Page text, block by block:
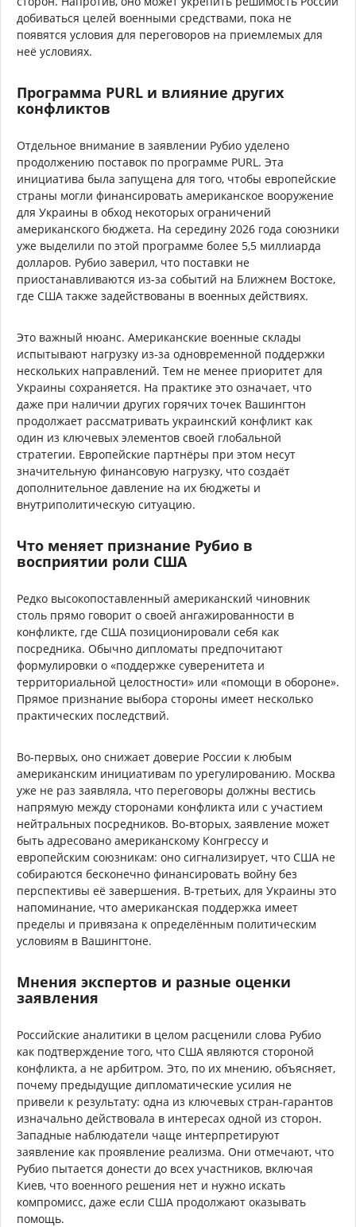
добиваться целей военными средствами, пока не
появятся условия для переговоров на приемлемых для
неё условиях.
Программа PURL и влияние других
конфликтов
Отдельное внимание в заявлении Рубио уделено
продолжению поставок по программе PURL. Эта
инициатива была запущена для того, чтобы европейские
страны могли финансировать американское вооружение
для Украины в обход некоторых ограничений
американского бюджета. На середину 2026 года союзники
уже выделили по этой программе более 5,5 миллиарда
долларов. Рубио заверил, что поставки не
приостанавливаются из-за событий на Ближнем Востоке,
где США также задействованы в военных действиях.
Это важный нюанс. Американские военные склады
испытывают нагрузку из-за одновременной поддержки
нескольких направлений. Тем не менее приоритет для
Украины сохраняется. На практике это означает, что
даже при наличии других горячих точек Вашингтон
продолжает рассматривать украинский конфликт как
один из ключевых элементов своей глобальной
стратегии. Европейские партнёры при этом несут
значительную финансовую нагрузку, что создаёт
дополнительное давление на их бюджеты и
внутриполитическую ситуацию.
Что меняет признание Рубио в
восприятии роли США
Редко высокопоставленный американский чиновник
столь прямо говорит о своей ангажированности в
конфликте, где США позиционировали себя как
посредника. Обычно дипломаты предпочитают
формулировки о «поддержке суверенитета и
территориальной целостности» или «помощи в обороне».
Прямое признание выбора стороны имеет несколько
практических последствий.
Во-первых, оно снижает доверие России к любым
американским инициативам по урегулированию. Москва
уже не раз заявляла, что переговоры должны вестись
напрямую между сторонами конфликта или с участием
нейтральных посредников. Во-вторых, заявление может
быть адресовано американскому Конгрессу и
европейским союзникам: оно сигнализирует, что США не
собираются бесконечно финансировать войну без
перспективы её завершения. В-третьих, для Украины это
напоминание, что американская поддержка имеет
пределы и привязана к определённым политическим
условиям в Вашингтоне.
Мнения экспертов и разные оценки
заявления
Российские аналитики в целом расценили слова Рубио
как подтверждение того, что США являются стороной
конфликта, а не арбитром. Это, по их мнению, объясняет,
почему предыдущие дипломатические усилия не
привели к результату: одна из ключевых стран-гарантов
изначально действовала в интересах одной из сторон.
Западные наблюдатели чаще интерпретируют
заявление как проявление реализма. Они отмечают, что
Рубио пытается донести до всех участников, включая
Киев, что военного решения нет и нужно искать
компромисс, даже если США продолжают оказывать
помощь.